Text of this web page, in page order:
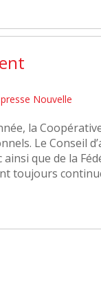
Nouvelle
la
Le Conseil
que de la
toujours